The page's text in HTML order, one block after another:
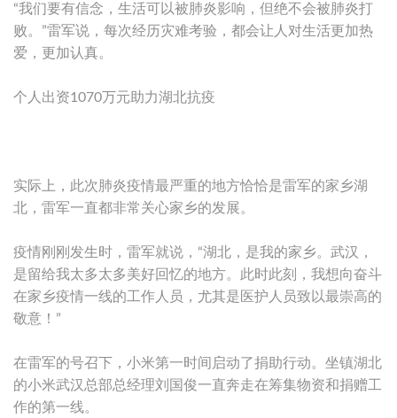
“我们要有信念，生活可以被肺炎影响，但绝不会被肺炎打
败。”雷军说，每次经历灾难考验，都会让人对生活更加热
爱，更加认真。
个人出资1070万元助力湖北抗疫
实际上，此次肺炎疫情最严重的地方恰恰是雷军的家乡湖
北，雷军一直都非常关心家乡的发展。
疫情刚刚发生时，雷军就说，“湖北，是我的家乡。武汉，
是留给我太多太多美好回忆的地方。此时此刻，我想向奋斗
在家乡疫情一线的工作人员，尤其是医护人员致以最崇高的
敬意！”
在雷军的号召下，小米第一时间启动了捐助行动。坐镇湖北
的小米武汉总部总经理刘国俊一直奔走在筹集物资和捐赠工
作的第一线。